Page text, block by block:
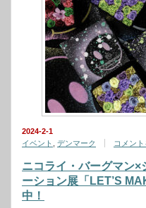
2024-2-1
イベント
デンマーク コメント
ニコライ・バーグマン
ーション展「LET’S
中！